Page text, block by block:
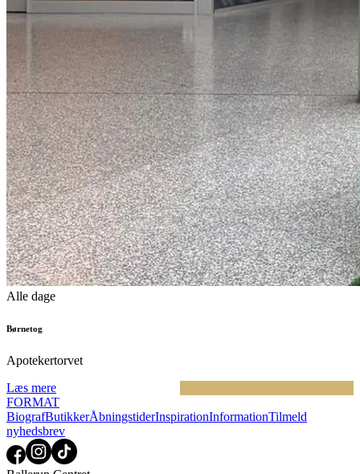
Alle dage
Børnetog
Apotekertorvet
Læs mere
FORMAT
BiografButikkerÅbningstiderInspirationInformationTilmeld
nyhedsbrev